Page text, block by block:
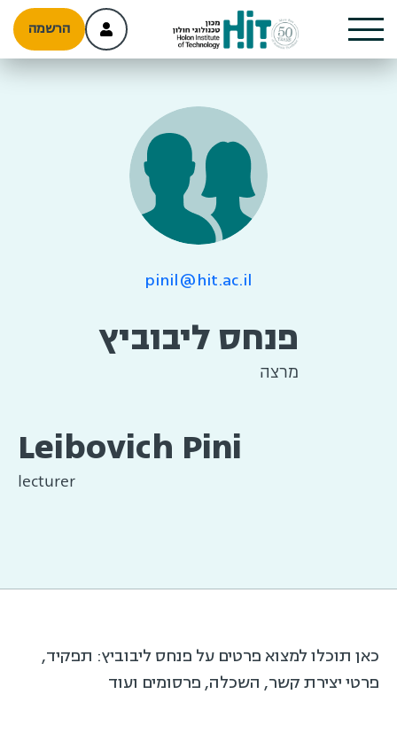
הרשמה
pinil@hit.ac.il
פנחס ליבוביץ
מרצה
Leibovich Pini
lecturer
כאן תוכלו למצוא פרטים על פנחס ליבוביץ: תפקיד,
פרטי יצירת קשר, השכלה, פרסומים ועוד